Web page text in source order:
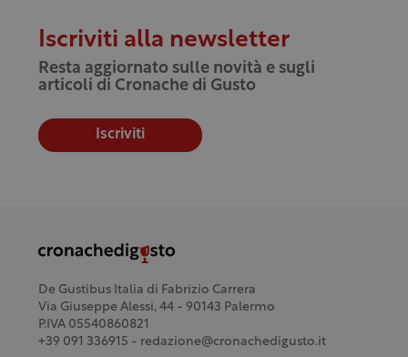
Iscriviti alla newsletter
Resta aggiornato sulle novità e sugli
articoli di Cronache di Gusto
Iscriviti
De Gustibus Italia di Fabrizio Carrera
Via Giuseppe Alessi, 44 - 90143 Palermo
P.IVA 05540860821
+39 091 336915 - redazione@cronachedigusto.it